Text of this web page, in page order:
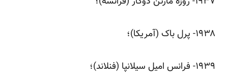
‌۱۹۳۸- پرل باک (آمریکا)؛
‌۱۹۳۹- فرانس امیل سیلانپا (فنلاند)؛